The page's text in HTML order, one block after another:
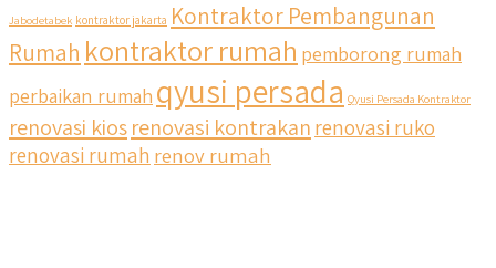
Jabodetabek kontraktor jakarta Kontraktor Pembangunan
Rumah kontraktor rumah pemborong rumah
perbaikan rumah qyusi persada Qyusi Persada Kontraktor
renovasi kiosrenovasi kontrakanrenovasi ruko
renovasi rumah renov rumah